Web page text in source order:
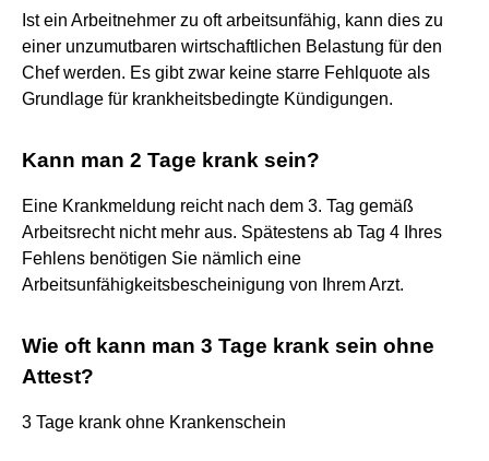
Ist ein Arbeitnehmer zu oft arbeitsunfähig, kann dies zu
einer unzumutbaren wirtschaftlichen Belastung für den
Chef werden. Es gibt zwar keine starre Fehlquote als
Grundlage für krankheitsbedingte Kündigungen.
Kann man 2 Tage krank sein?
Eine Krankmeldung reicht nach dem 3. Tag gemäß
Arbeitsrecht nicht mehr aus. Spätestens ab Tag 4 Ihres
Fehlens benötigen Sie nämlich eine
Arbeitsunfähigkeitsbescheinigung von Ihrem Arzt.
Wie oft kann man 3 Tage krank sein ohne
Attest?
3 Tage krank ohne Krankenschein